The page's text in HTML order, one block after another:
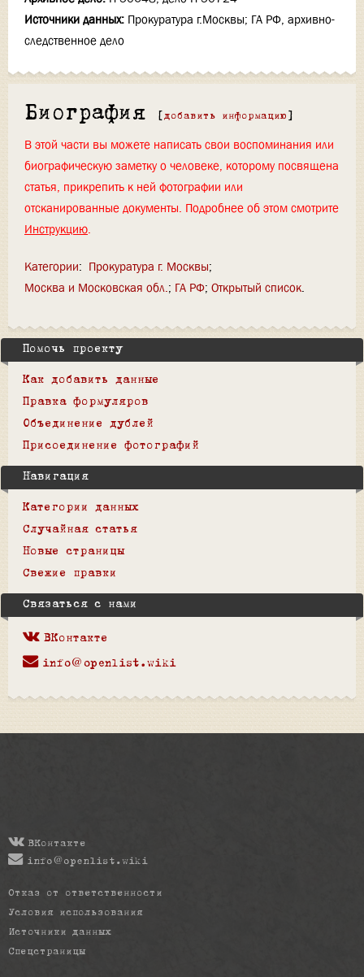
Источники данных: Прокуратура г.Москвы; ГА РФ, архивно-
следственное дело
Биография [ добавить информацию ]
В этой части вы можете написать свои воспоминания или
биографическую заметку о человеке, которому посвящена
статья, прикрепить к ней фотографии или
отсканированные документы. Подробнее об этом смотрите
Инструкцию.
Категории: Прокуратура г. Москвы
Москва и Московская обл. ГА РФ Открытый список
Помочь проекту
Как добавить данные
Правка формуляров
Объединение дублей
Присоединение фотографий
Навигация
Категории данных
Случайная статья
Новые страницы
Свежие правки
Связаться с нами
ВКонтакте
info@openlist.wiki
ВКонтакте
info@openlist.wiki
Отказ от ответственности
Условия использования
Источники данных
Спецстраницы